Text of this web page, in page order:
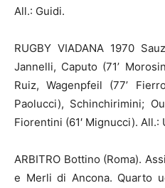
All.: Guidi.
RUGBY VIADANA 1970
Jannelli, Caputo (71’
Ruiz, Wagenpfeil (77’
Paolucci), Schinchirimini;
Fiorentini (61′ Mignucci). All.:
ARBITRO Bottino (Roma).
e Merli di Ancona. Quarto